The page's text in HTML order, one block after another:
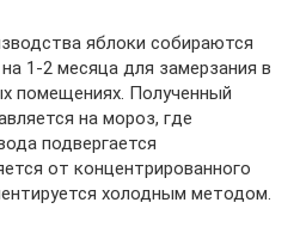
яблоки собираются
1-2 месяца для замерзания в
помещениях. Полученный
на мороз, где
подвергается
от концентрированного
холодным методом.